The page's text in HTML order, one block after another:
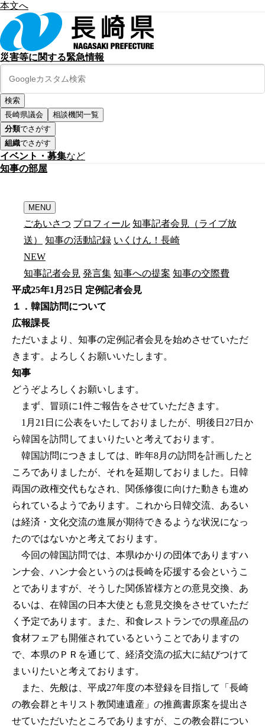
本文へ
災害等に関する緊急情報
長崎県議会
相談機関一覧
分類でさがす
組織でさがす
イベント・募集など
知事の部屋
MENU
ごあいさつ プロフィール 知事記者会見（ライブ放
送）
知事の活動記録 いくけん！長崎
NEW
知事記者会見 発言集 知事への提案 知事の交際費
平成25年1月25日 定例記者会見
１．韓国訪問について
広報課長
ただいまより、知事の定例記者会見を始めさせていただ
きます。よろしくお願いいたします。
知事
どうぞよろしくお願いします。
まず、冒頭に1件ご報告をさせていただきます。
1月21日に公表をいたしておりましたが、明後日27日か
ら韓国を訪問してまいりたいと考えております。
韓国訪問につきましては、昨年8月の訪問を計画したと
ころでありましたが、それを延期しておりました。日韓
両国の政権交代もなされ、関係修復に向けた動きも進め
られているようであります。これから日韓交流、あるい
は経済・文化交流の進展が期待できるような状況になっ
たのではないかと考えております。
今回の韓国訪問では、本県ゆかりの団体でありますハ
ンナ会、ハンナ会というのは長崎を応援する会というこ
とでありますが、そうした関係皆様方との意見交換、あ
るいは、在韓国の日本大使とも意見交換をさせていただ
く予定であります。また、和食レストランでの県産品の
食材フェアも開催されているということでありますの
で、本県のＰＲを通じて、経済交流の拡大に結びつけて
まいりたいと考えております。
また、先般は、平成27年度の本登録を目指して「長崎
の教会群とキリスト教関連遺産」の推薦書原案を提出さ
せていただいたところでありますが、この教会群につい